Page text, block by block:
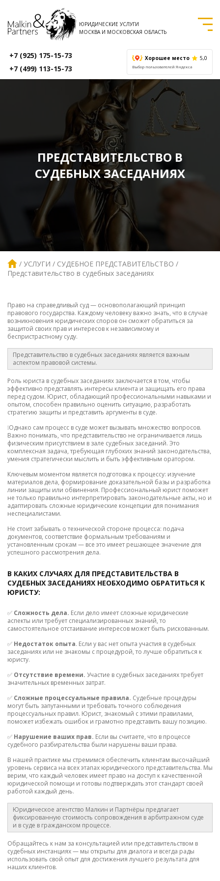
ЮРИДИЧЕСКИЕ УСЛУГИ
МОСКВА И МОСКОВСКАЯ ОБЛАСТЬ
+7 (925) 175-15-73
+7 (499) 113-15-73
Хорошее место 5,0
Выбор пользователей Яндекса
ПРЕДСТАВИТЕЛЬСТВО В
СУДЕБНЫХ ЗАСЕДАНИЯХ
УСЛУГИ
СУДЕБНОЕ ПРЕДСТАВИТЕЛЬСТВО
Представительство в судебных заседаниях
Право на справедливый суд — основополагающий принцип
правового государства. Каждому человеку важно знать, что в случае
возникновения юридических споров он сможет обратиться за
защитой своих прав и интересов к независимому и
беспристрастному суду.
Представительство в судебных заседаниях является важным
аспектом правовой системы.
Роль юриста в судебных заседаниях заключается в том, чтобы
эффективно представлять интересы клиента и защищать его права
перед судом. Юрист, обладающий профессиональными навыками и
опытом, способен правильно оценить ситуацию, разработать
стратегию защиты и представить аргументы в суде.
❕Однако сам процесс в суде может вызывать множество вопросов.
Важно понимать, что представительство не ограничивается лишь
физическим присутствием в зале судебных заседаний. Это
комплексная задача, требующая глубоких знаний законодательства,
умения стратегически мыслить и быть эффективным оратором.
Ключевым моментом является подготовка к процессу: изучение
материалов дела, формирование доказательной базы и разработка
линии защиты или обвинения. Профессиональный юрист поможет
не только правильно интерпретировать законодательные акты, но и
адаптировать сложные юридические концепции для понимания
неспециалистами.
Не стоит забывать о технической стороне процесса: подача
документов, соответствие формальным требованиям и
установленным срокам — все это имеет решающее значение для
успешного рассмотрения дела.
В КАКИХ СЛУЧАЯХ ДЛЯ ПРЕДСТАВИТЕЛЬСТВА В
СУДЕБНЫХ ЗАСЕДАНИЯХ НЕОБХОДИМО ОБРАТИТЬСЯ К
ЮРИСТУ:
✅ Сложность дела. Если дело имеет сложные юридические
аспекты или требует специализированных знаний, то
самостоятельное отстаивание интересов может быть рискованным.
✅ Недостаток опыта. Если у вас нет опыта участия в судебных
заседаниях или не знакомы с процедурой, то лучше обратиться к
юристу.
✅ Отсутствие времени. Участие в судебных заседаниях требует
значительных временных затрат.
✅ Сложные процессуальные правила. Судебные процедуры
могут быть запутанными и требовать точного соблюдения
процессуальных правил. Юрист, знакомый с этими правилами,
поможет избежать ошибок и грамотно представить вашу позицию.
✅ Нарушение ваших прав. Если вы считаете, что в процессе
судебного разбирательства были нарушены ваши права.
В нашей практике мы стремимся обеспечить клиентам высочайший
уровень сервиса на всех этапах юридического представительства. Мы
верим, что каждый человек имеет право на доступ к качественной
юридической помощи и готовы подтверждать этот стандарт своей
работой каждый день.
Юридическое агентство Малкин и Партнёры предлагает
фиксированную стоимость сопровождения в арбитражном суде
и в суде в гражданском процессе.
Обращайтесь к нам за консультацией или представительством в
судебных инстанциях — мы открыты для диалога и всегда рады
использовать свой опыт для достижения лучшего результата для
наших клиентов.